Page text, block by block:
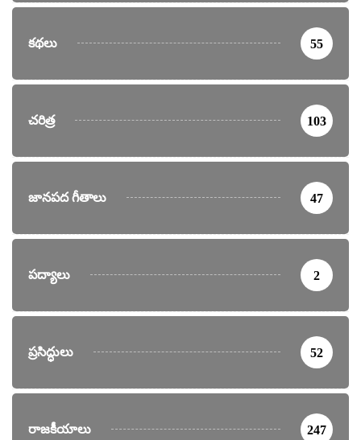
కథలు 55
చరిత్ర 103
జానపద గీతాలు 47
పద్యాలు 2
ప్రసిద్ధులు 52
రాజకీయాలు 247